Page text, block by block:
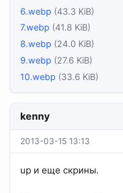
6.webp (43.3 KiB)
7.webp (41.8 KiB)
8.webp (24.0 KiB)
9.webp (27.6 KiB)
10.webp (33.6 KiB)
kenny
2013-03-15 13:13
up и еще скрины.